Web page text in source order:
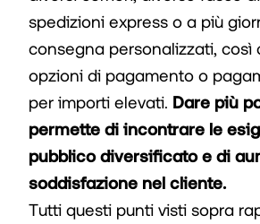
spedizioni express o a più
consegna personalizzati, così
opzioni di pagamento o
per importi elevati. Dare più
permette di incontrare le
pubblico diversificato e di
soddisfazione nel cliente.
Tutti questi punti visti sopra